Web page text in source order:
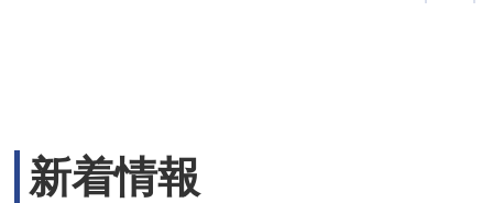
新着情報